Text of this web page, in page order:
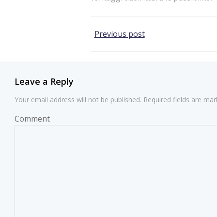
Post
Previous post
Leave a Reply
Your email address will not be published. Required fields are
Comment